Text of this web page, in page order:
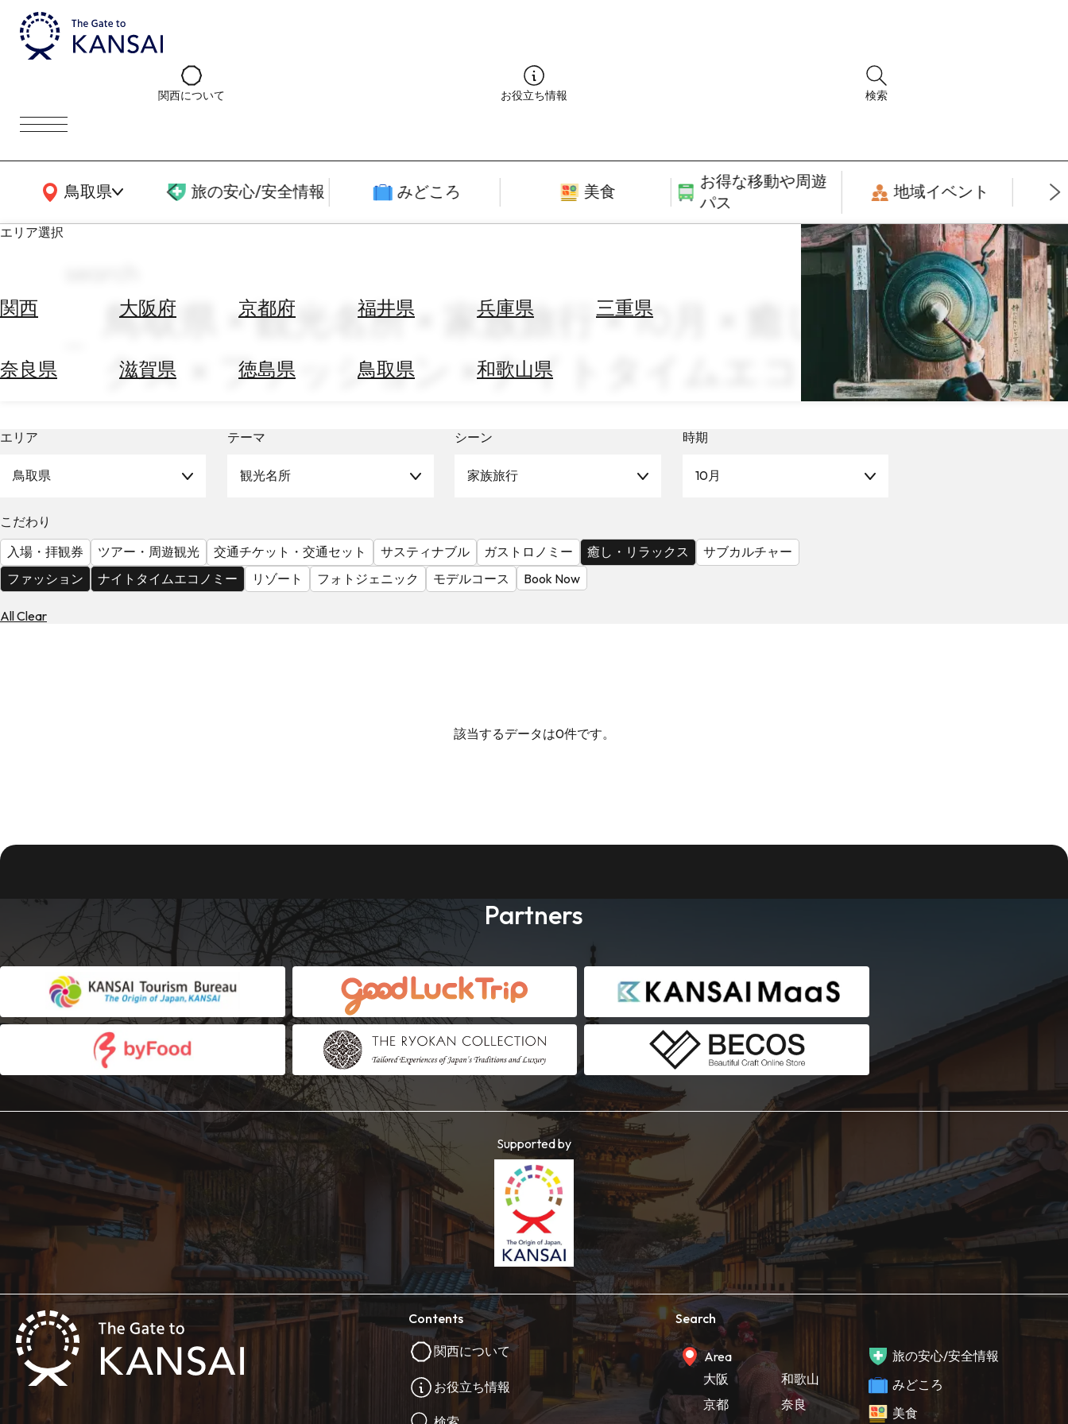
関西について お役立ち情報 検索
鳥取県
関西広域MAP 旅の安心/安全情報 みどころ 美食
お得な移動や周遊
パス
地域イベント
エリア選択
関西 大阪府 京都府 福井県 兵庫県 三重県
奈良県 滋賀県 徳島県 鳥取県 和歌山県
べ
る
天
気
を
見
鳥取県 × 観光名所 × 家族旅行 × 10月 × 癒し・リラッ
クス × ファッション × ナイトタイムエコノミー
エリア
鳥取県
テーマ
観光名所
シーン
家族旅行
時期
10月
こだわり
入場・拝観券
ツアー・周遊観光 交通チケット・交通セット サスティナブル ガストロノミー 癒し・リラックス
サブカルチャー
ファッション
ナイトタイムエコノミー リゾート フォトジェニック モデルコース Book Now
All Clear
該当するデータは0件です。
Partners
Supported by
Contents
関西について
お役立ち情報
Search
Area
大阪
京都
和歌山
奈良
旅の安心/安全情報
みどころ
美食